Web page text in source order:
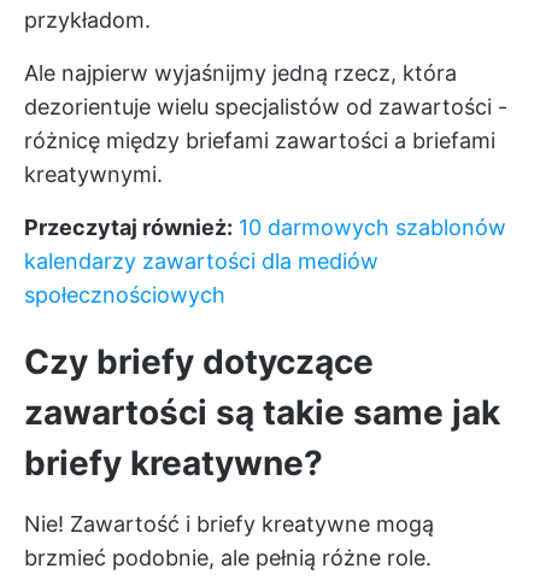
przykładom.
Ale najpierw wyjaśnijmy jedną rzecz, która
dezorientuje wielu specjalistów od zawartości -
różnicę między briefami zawartości a briefami
kreatywnymi.
Przeczytaj również: 10 darmowych szablonów
kalendarzy zawartości dla mediów
społecznościowych
Czy briefy dotyczące
zawartości są takie same jak
briefy kreatywne?
Nie! Zawartość i briefy kreatywne mogą
brzmieć podobnie, ale pełnią różne role.